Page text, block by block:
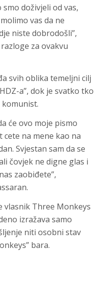
doživjeli od vas,
vas da ne
niste dobrodošli”,
za ovakvu
svih oblika temeljni cilj
a”, dok je svatko tko
će ovo moje pismo
cete na mene kao na
Svjestan sam da se
čovjek ne digne glas i
zaobiđete”,
vlasnik Three Monkeys
izražava samo
niti osobni stav
bara.